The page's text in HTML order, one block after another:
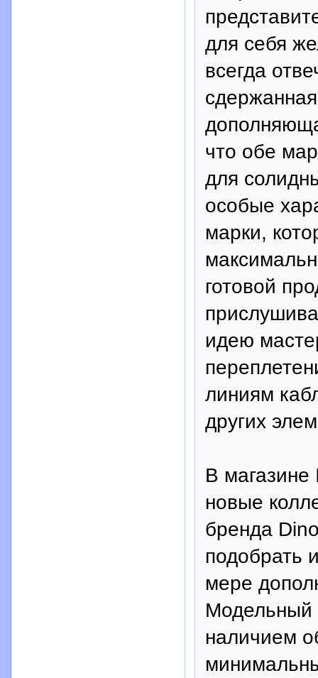
для себя
всегда
что обе
для
особые
марки,
готовой
идею
линиям
других
В магазине
новые
бренда
подобрать
мере
Модельный
наличием